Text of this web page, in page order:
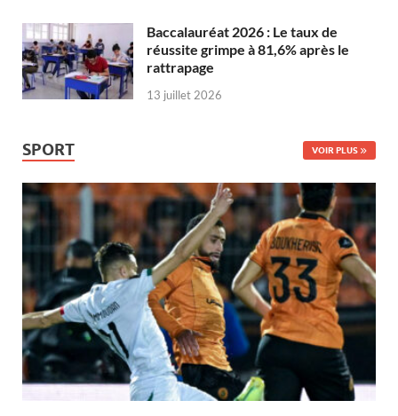
Baccalauréat 2026 : Le taux de
réussite grimpe à 81,6% après le
rattrapage
13 juillet 2026
SPORT VOIR PLUS